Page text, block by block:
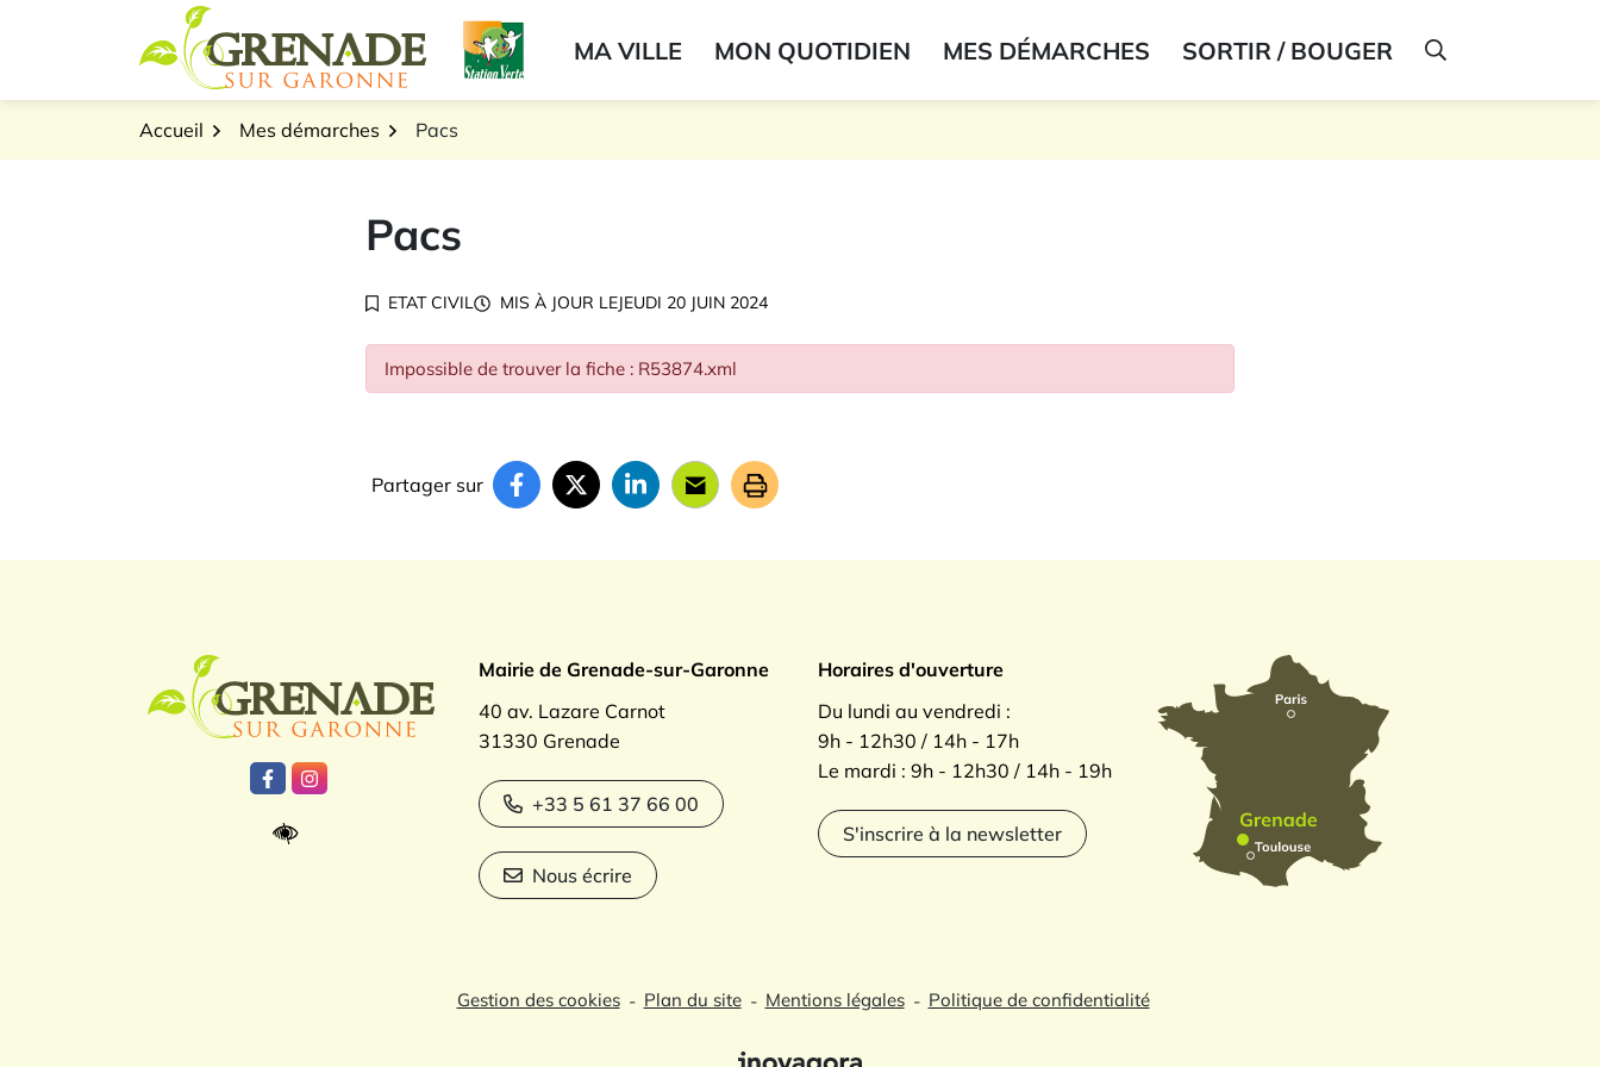
Logo Grenade sur GaronneMA VILLE MON QUOTIDIEN MES DÉMARCHES SORTIR / BOUGER AFFICHER LA
Accueil Mes démarches Pacs
Pacs
ETAT CIVIL MIS À JOUR LEJEUDI 20 JUIN 2024
Impossible de trouver la fiche : R53874.xml
Partager sur
Logo Grenade sur Garonne
Lien vers le compte Facebook
Lien vers le compte Instagram
Mairie de Grenade-sur-Garonne
40 av. Lazare Carnot
31330 Grenade
+33 5 61 37 66 00
Nous écrire
Horaires d'ouverture
Du lundi au vendredi :
9h - 12h30 / 14h - 17h
Le mardi : 9h - 12h30 / 14h - 19h
S'inscrire à la newsletter
Gestion des cookies Plan du site Mentions légales Politique de confidentialité